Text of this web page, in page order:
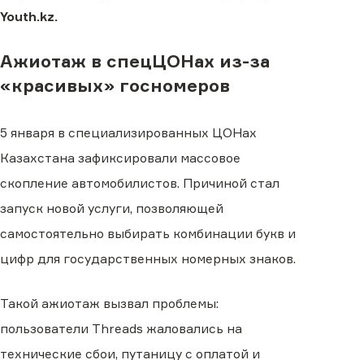
Youth.kz.
Ажиотаж в спецЦОНах из-за
«красивых» госномеров
5 января в специализированных ЦОНах
Казахстана зафиксировали массовое
скопление автомобилистов. Причиной стал
запуск новой услуги, позволяющей
самостоятельно выбирать комбинации букв и
цифр для государственных номерных знаков.
Такой ажиотаж вызвал проблемы:
пользователи Threads жаловались на
технические сбои, путаницу с оплатой и